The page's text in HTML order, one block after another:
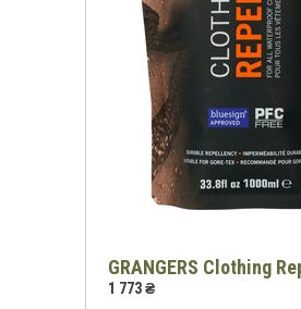
GRANGERS Clothing
1 773 ₴